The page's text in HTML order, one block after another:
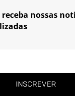
receba nossas
INSCREVER